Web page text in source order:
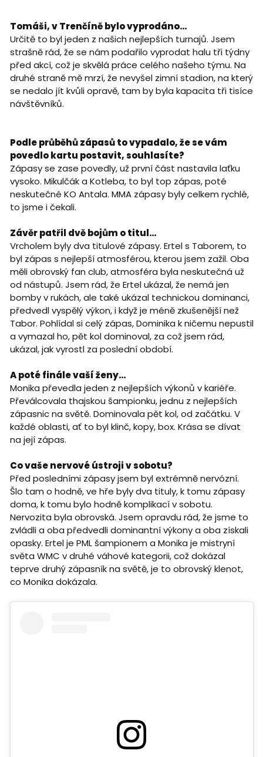
Tomáši, v Trenčíně bylo vyprodáno…
Určitě to byl jeden z našich nejlepších turnajů. Jsem
strašně rád, že se nám podařilo vyprodat halu tři týdny
před akcí, což je skvělá práce celého našeho týmu. Na
druhé straně mě mrzí, že nevyšel zimní stadion, na který
se nedalo jít kvůli opravě, tam by byla kapacita tři tisíce
návštěvníků.
Podle průběhů zápasů to vypadalo, že se vám
povedlo kartu postavit, souhlasíte?
Zápasy se zase povedly, už první část nastavila laťku
vysoko. Mikulčák a Kotleba, to byl top zápas, poté
neskutečné KO Antala. MMA zápasy byly celkem rychlé,
to jsme i čekali.
Závěr patřil dvě bojům o titul…
Vrcholem byly dva titulové zápasy. Ertel s Taborem, to
byl zápas s nejlepší atmosférou, kterou jsem zažil. Oba
měli obrovský fan club, atmosféra byla neskutečná už
od nástupů. Jsem rád, že Ertel ukázal, že nemá jen
bomby v rukách, ale také ukázal technickou dominanci,
předvedl vyspělý výkon, i když je méně zkušenější než
Tabor. Pohlídal si celý zápas, Dominika k ničemu nepustil
a vymazal ho, pět kol dominoval, za což jsem rád,
ukázal, jak vyrostl za poslední období.
A poté finále vaší ženy…
Monika převedla jeden z nejlepších výkonů v kariéře.
Převálcovala thajskou šampionku, jednu z nejlepších
zápasnic na světě. Dominovala pět kol, od začátku. V
každé oblasti, ať to byl klinč, kopy, box. Krása se dívat
na její zápas.
Co vaše nervové ústroji v sobotu?
Před posledními zápasy jsem byl extrémně nervózní.
Šlo tam o hodně, ve hře byly dva tituly, k tomu zápasy
doma, k tomu bylo hodně komplikací v sobotu.
Nervozita byla obrovská. Jsem opravdu rád, že jsme to
zvládli a oba předvedli dominantní výkony a oba získali
opasky. Ertel je PML šampionem a Monika je mistryní
světa WMC v druhé váhové kategorii, což dokázal
teprve druhý zápasník na světě, je to obrovský klenot,
co Monika dokázala.